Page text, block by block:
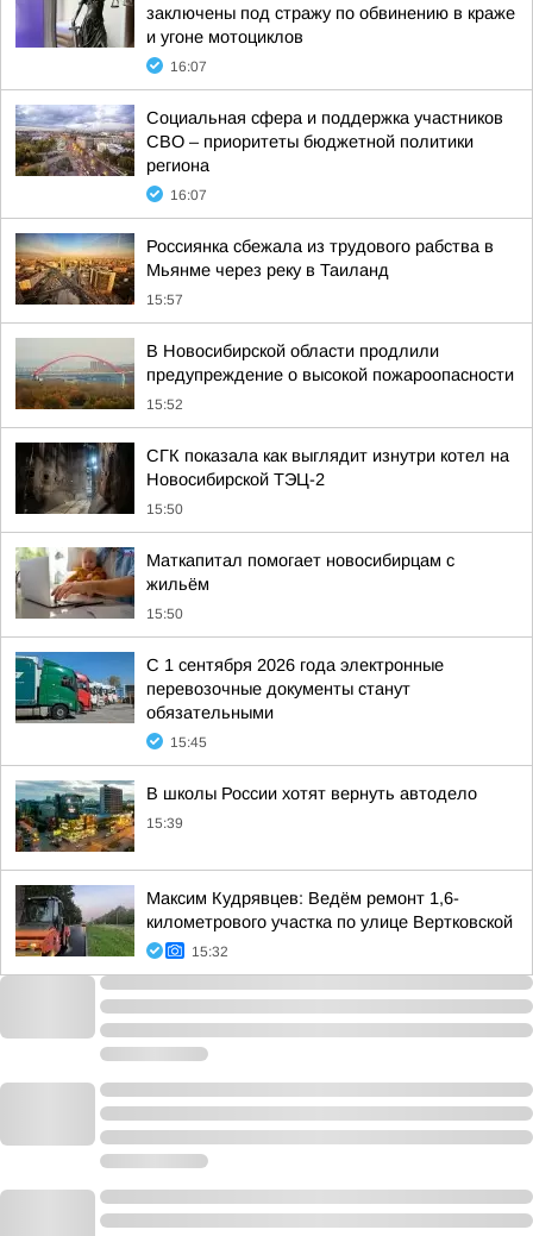
заключены под стражу по обвинению в краже
и угоне мотоциклов
16:07
Социальная сфера и поддержка участников
СВО – приоритеты бюджетной политики
региона
16:07
Россиянка сбежала из трудового рабства в
Мьянме через реку в Таиланд
15:57
В Новосибирской области продлили
предупреждение о высокой пожароопасности
15:52
СГК показала как выглядит изнутри котел на
Новосибирской ТЭЦ-2
15:50
Маткапитал помогает новосибирцам с
жильём
15:50
С 1 сентября 2026 года электронные
перевозочные документы станут
обязательными
15:45
В школы России хотят вернуть автодело
15:39
Максим Кудрявцев: Ведём ремонт 1,6-
километрового участка по улице Вертковской
15:32